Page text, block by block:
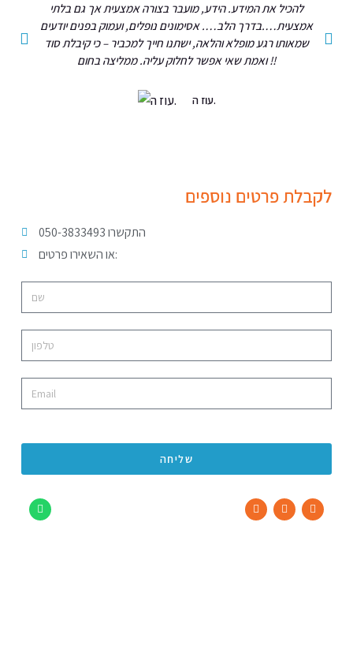
לקבלת פרטים נוספים
התקשרו 050-3833493
או השאירו פרטים:
שליחה
להכיל את המידע. הידע, מועבר בצורה אמצעית אך גם בלתי
אמצעית….בדרך הלב…. אסימונים נופלים, ועמוק בפנים יודעים
שמאותו רגע מופלא והלאה, ישתנו חייך למכביר – כי קיבלת סוד
ואמת שאי אפשר לחלוק עליה. ממליצה בחום !!
עוז ה.